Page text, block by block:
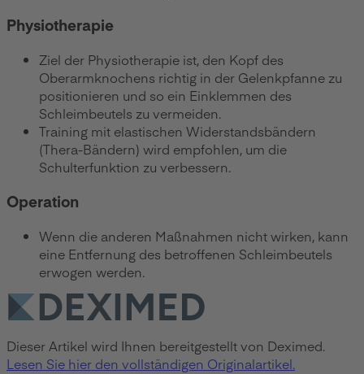
Physiotherapie
Ziel der Physiotherapie ist, den Kopf des
Oberarmknochens richtig in der Gelenkpfanne zu
positionieren und so ein Einklemmen des
Schleimbeutels zu vermeiden.
Training mit elastischen Widerstandsbändern
(Thera-Bändern) wird empfohlen, um die
Schulterfunktion zu verbessern.
Operation
Wenn die anderen Maßnahmen nicht wirken, kann
eine Entfernung des betroffenen Schleimbeutels
erwogen werden.
Dieser Artikel wird Ihnen bereitgestellt von Deximed.
Lesen Sie hier den vollständigen Originalartikel.